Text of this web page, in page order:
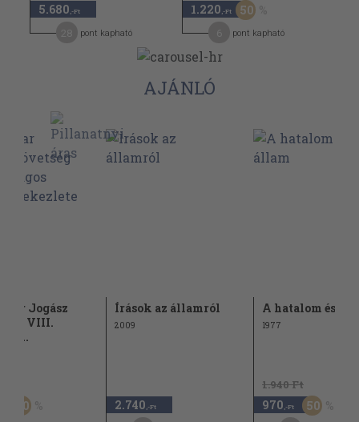
5.680 ,-Ft
pont kapható
1.220 ,-Ft 50
pont kapható
AJÁNLÓ
Jogász
VIII.
50
Írások az államról
2009
2.740 ,-Ft
A hatalom és az
1977
1.940 Ft
970 ,-Ft 50